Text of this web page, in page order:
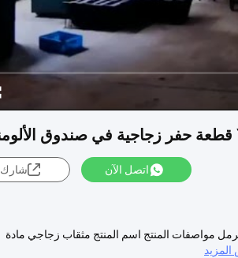
اتصل الآن شارك
ألومنيوم مصقول بالرمل مواصفات المنتج اسم المنتج مثقاب زجاجي مادة